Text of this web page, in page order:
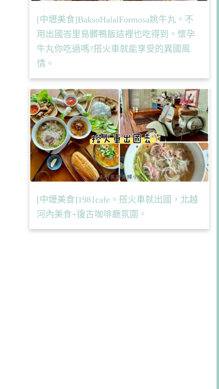
[中壢美食]BaksoHalalFormosa姚牛丸。不
用出國峇里島髒鴨飯這裡也吃得到。懷孕
牛丸你吃過嗎?搭火車就能享受的異國風
情。
[中壢美食]1981cafe。搭火車就出國，北越
河內美食+復古咖啡廳氛圍。